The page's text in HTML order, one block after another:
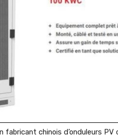
fabricant chinois d’onduleurs PV